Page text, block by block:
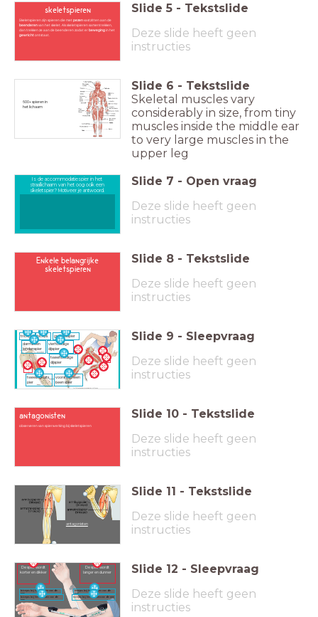
skeletspieren
Skeletspieren zijn spieren die met pezenvastzitten aan de
beenderenvan het skelet. Als skeletspieren samentrekken,
dan trekken ze aan de beenderen zodat erbewegingin het
gewrichtontstaat.
Slide 5 - Tekstslide
Deze slide heeft geen
instructies
600+ spieren in
het lichaam
Slide 6 - Tekstslide
Skeletal muscles vary
considerably in size, from tiny
muscles inside the middle ear
to very large muscles in the
upper leg
Is de accommodatiespier in het
straallichaam van het oog ook een
skeletspier? Motiveer je antwoord.
Slide 7 - Open vraag
Deze slide heeft geen
instructies
Enkele belangrijke
skeletspieren
Slide 8 - Tekstslide
Deze slide heeft geen
instructies
biceps
triceps
grote bilspier
darmbeen
lendenspier
vierhoofdige
dijspier
tweehoofdige
dijspier
tweelingkuits
pier
voorstescheen
been spier
Slide 9 - Sleepvraag
Deze slide heeft geen
instructies
antagonisten
observeren van spierwerking bij skeletspieren
Slide 10 - Tekstslide
Deze slide heeft geen
instructies
antagonisten
Slide 11 - Tekstslide
Deze slide heeft geen
instructies
De spier wordt
korter en dikker
De spier wordt
langer en dunner
biceps bij het buigen van de
arm
biceps bij het strekken van de
arm
triceps bij het buigen van de
arm
triceps bij het strekkenvan de arm
Slide 12 - Sleepvraag
Deze slide heeft geen
instructies